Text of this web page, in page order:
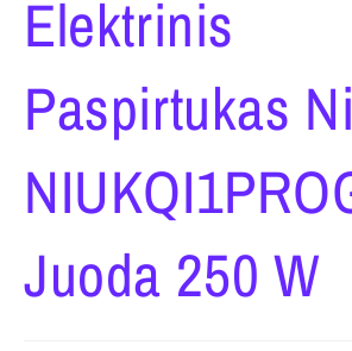
Elektrinis
Paspirtukas
Juoda 250 W